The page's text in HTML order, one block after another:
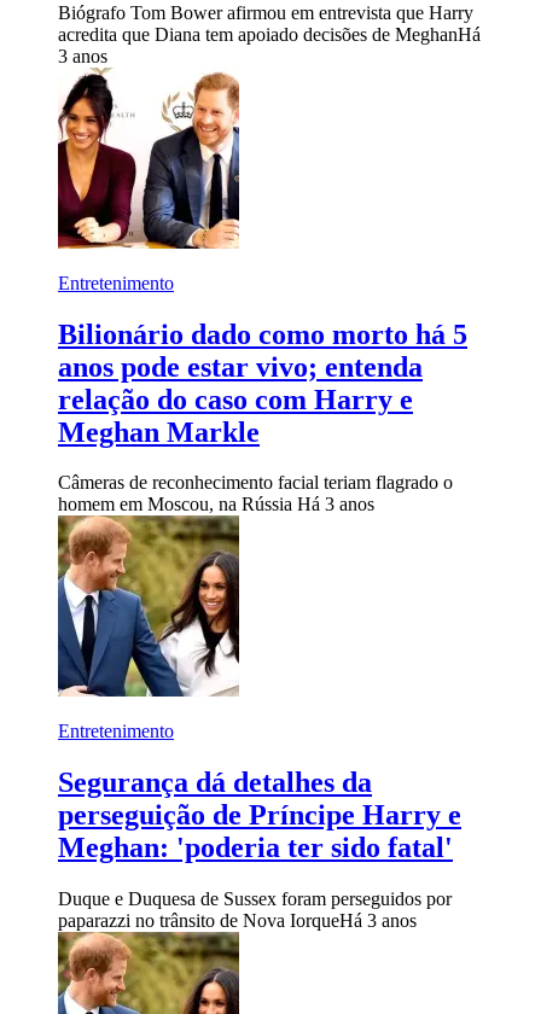
Biógrafo Tom Bower afirmou em entrevista que Harry
acredita que Diana tem apoiado decisões de MeghanHá
3 anos
Entretenimento
Bilionário dado como morto há 5
anos pode estar vivo; entenda
relação do caso com Harry e
Meghan Markle
Câmeras de reconhecimento facial teriam flagrado o
homem em Moscou, na Rússia Há 3 anos
Entretenimento
Segurança dá detalhes da
perseguição de Príncipe Harry e
Meghan: 'poderia ter sido fatal'
Duque e Duquesa de Sussex foram perseguidos por
paparazzi no trânsito de Nova IorqueHá 3 anos